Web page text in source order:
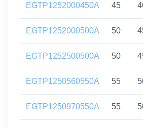
EGTP1252000450A 45
EGTP1252000500A 50
EGTP1252500500A 50
EGTP1250560550A 55
EGTP1250970550A 55